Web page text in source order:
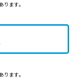
ます。
ます。